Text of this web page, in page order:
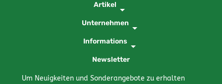
Artikel arrow_drop_down
Unternehmen arrow_drop_down
Informations arrow_drop_down
Newsletter
Um Neuigkeiten und Sonderangebote zu erhalten